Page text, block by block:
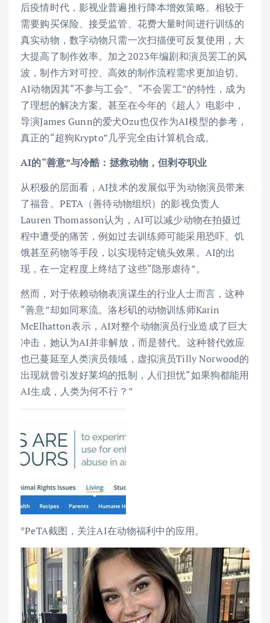
后疫情时代，影视业普遍推行降本增效策略。相较于
需要购买保险、接受监管、花费大量时间进行训练的
真实动物，数字动物只需一次扫描便可反复使用，大
大提高了制作效率。加之2023年编剧和演员罢工的风
波，制作方对可控、高效的制作流程需求更加迫切。
AI动物因其“不参与工会”、“不会罢工”的特性，成为
了理想的解决方案。甚至在今年的《超人》电影中，
导演James Gunn的爱犬Ozu也仅作为AI模型的参考，
真正的“超狗Krypto”几乎完全由计算机合成。
AI的“善意”与冷酷：拯救动物，但剥夺职业
从积极的层面看，AI技术的发展似乎为动物演员带来
了福音。PETA（善待动物组织）的影视负责人
Lauren Thomasson认为，AI可以减少动物在拍摄过
程中遭受的痛苦，例如过去训练师可能采用恐吓、饥
饿甚至药物等手段，以实现特定镜头效果。AI的出
现，在一定程度上终结了这些“隐形虐待”。
然而，对于依赖动物表演谋生的行业人士而言，这种
“善意”却如同寒流。洛杉矶的动物训练师Karin
McElhatton表示，AI对整个动物演员行业造成了巨大
冲击，她认为AI并非解放，而是替代。这种替代效应
也已蔓延至人类演员领域，虚拟演员Tilly Norwood的
出现就曾引发好莱坞的抵制，人们担忧“如果狗都能用
AI生成，人类为何不行？”
*PeTA截图，关注AI在动物福利中的应用。